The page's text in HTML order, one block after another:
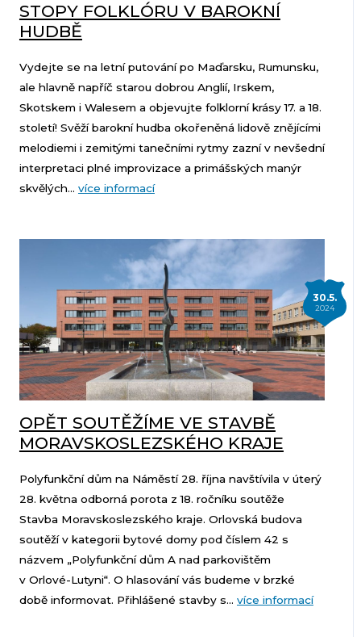
STOPY FOLKLÓRU V BAROKNÍ
HUDBĚ
Vydejte se na letní putování po Maďarsku, Rumunsku,
ale hlavně napříč starou dobrou Anglií, Irskem,
Skotskem i Walesem a objevujte folklorní krásy 17. a 18.
století! Svěží barokní hudba okořeněná lidově znějícími
melodiemi i zemitými tanečními rytmy zazní v nevšední
interpretaci plné improvizace a primášských manýr
skvělých... více informací
30.5.
2024
OPĚT SOUTĚŽÍME VE STAVBĚ
MORAVSKOSLEZSKÉHO KRAJE
Polyfunkční dům na Náměstí 28. října navštívila v úterý
28. května odborná porota z 18. ročníku soutěže
Stavba Moravskoslezského kraje. Orlovská budova
soutěží v kategorii bytové domy pod číslem 42 s
názvem „Polyfunkční dům A nad parkovištěm
v Orlové-Lutyni“. O hlasování vás budeme v brzké
době informovat. Přihlášené stavby s... více informací